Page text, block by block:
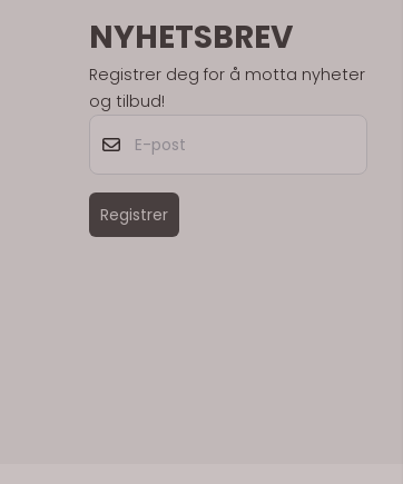
NYHETSBREV
Registrer deg for å motta nyheter
og tilbud!
Registrer